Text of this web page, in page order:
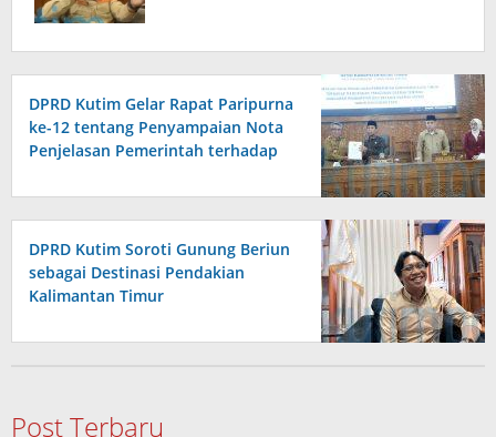
DPRD Kutim Gelar Rapat Paripurna
ke-12 tentang Penyampaian Nota
Penjelasan Pemerintah terhadap
DPRD Kutim Soroti Gunung Beriun
sebagai Destinasi Pendakian
Kalimantan Timur
Post Terbaru